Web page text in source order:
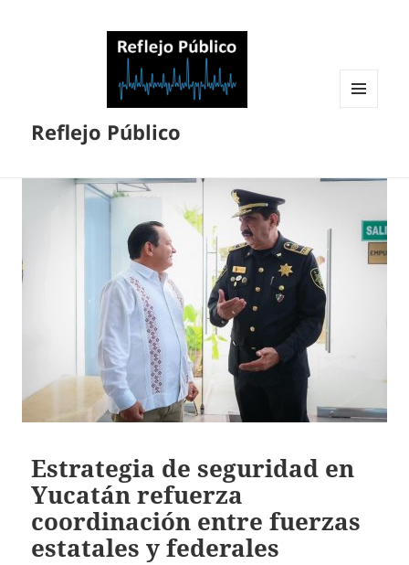
Reflejo Público
Estrategia de seguridad en
Yucatán refuerza
coordinación entre fuerzas
estatales y federales